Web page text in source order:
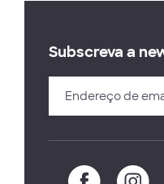
Subscreva a